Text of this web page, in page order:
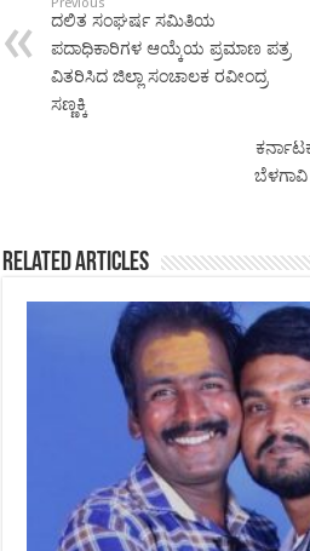
Previous
ದಲಿತ ಸಂಘರ್ಷ ಸಮಿತಿಯ
ಪದಾಧಿಕಾರಿಗಳ ಆಯ್ಕೆಯ ಪ್ರಮಾಣ ಪತ್ರ
ವಿತರಿಸಿದ ಜಿಲ್ಲಾ ಸಂಚಾಲಕ ರವೀಂದ್ರ
ಸಣ್ಣಕ್ಕಿ
ಬೆಳಗಾವಿ
Related Articles